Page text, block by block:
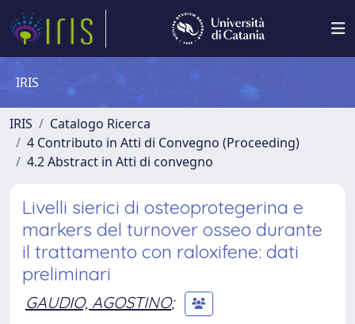
IRIS
IRIS
Catalogo Ricerca
4 Contributo in Atti di Convegno (Proceeding)
4.2 Abstract in Atti di convegno
Livelli sierici di osteoprotegerina e
markers del turnover osseo durante
il trattamento con raloxifene: dati
preliminari
GAUDIO, AGOSTINO;